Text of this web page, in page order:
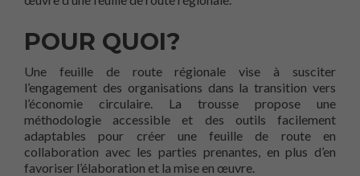
POUR QUOI?
Une feuille de route régionale vise à susciter
l’engagement des organisations dans la transition vers
l’économie circulaire. La trousse propose une
méthodologie accessible et des outils facilement
adaptables pour créer une feuille de route en
collaboration avec les parties prenantes, en plus d’en
favoriser l’élaboration et la mise en œuvre.